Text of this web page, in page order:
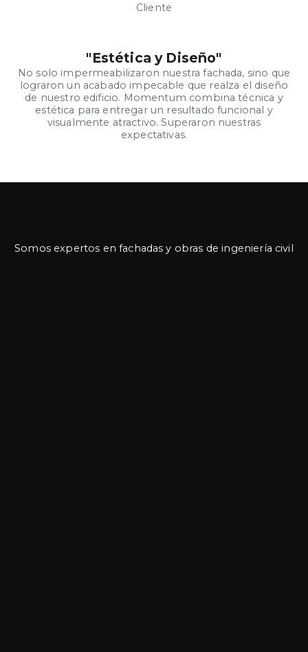
Cliente
"Estética y Diseño"
No solo impermeabilizaron nuestra fachada, sino que
lograron un acabado impecable que realza el diseño
de nuestro edificio. Momentum combina técnica y
estética para entregar un resultado funcional y
visualmente atractivo. Superaron nuestras
expectativas.
Somos expertos en fachadas y obras de ingeniería civil